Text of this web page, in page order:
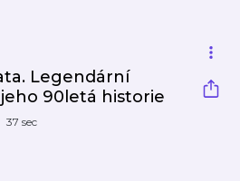
Legendární
90letá historie
37 sec